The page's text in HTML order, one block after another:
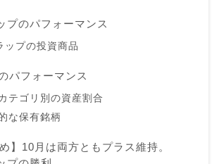
プのパフォーマンス
ップの投資商品
パフォーマンス
テゴリ別の資産割合
な保有銘柄
め】10月は両方ともプラス維持。